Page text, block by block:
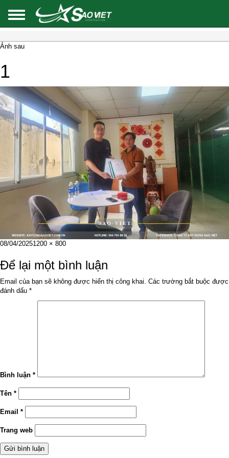
Ảnh sau
1
Đăng
ngày
08/04/2025Kích
đầy
đủ
1200 × 800
Để lại một bình luận
Email của bạn sẽ không được hiển thị công khai. Các trường bắt buộc được
đánh dấu *
Bình luận *
Tên *
Email *
Trang web